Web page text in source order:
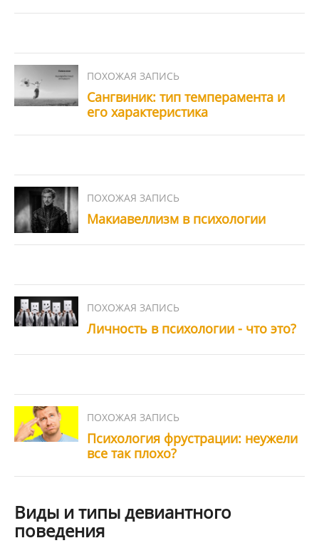
Сангвиник: тип темперамента и
его характеристика
Макиавеллизм в психологии
Личность в психологии - что это?
Психология фрустрации: неужели
все так плохо?
Виды и типы девиантного
поведения